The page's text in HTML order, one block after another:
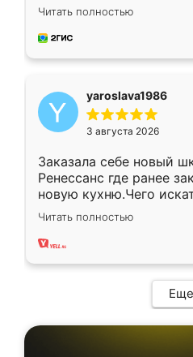
недели кухня была уже
довольны работой.
мебель за
Читать полностью
yaroslava1986
3 августа 2026
Заказала себе новый
Ренессанс где ранее
новую кухню.Чего
вполне довольна.
два года, нареканий нет.
Читать полностью
Еще